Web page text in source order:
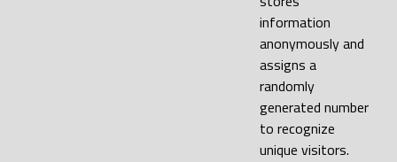
information
anonymously and
assigns a
randomly
generated number
to recognize
unique visitors.